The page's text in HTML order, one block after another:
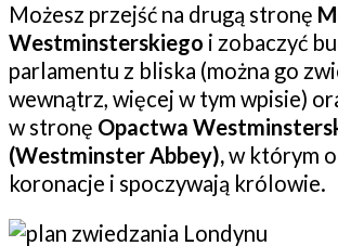
Możesz przejść na drugą stronę
Westminsterskiego i zobaczyć
parlamentu z bliska (można go
wewnątrz, więcej w tym wpisie)
w stronę Opactwa
(Westminster Abbey),w którym
koronacje i spoczywają królowie.